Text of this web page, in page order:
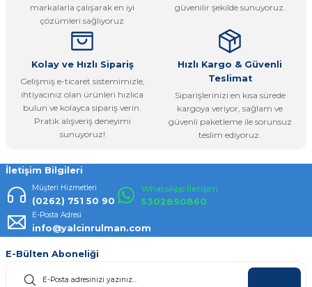
Ürün fiyatı diğer sitelerden daha pahalı.
Bu ürüne benzer farklı alternatifler olmalı.
Gönder
markalarla çalışarak en iyi
çözümleri sağlıyoruz
güvenilir şekilde sunuyoruz.
Kolay ve Hızlı Sipariş
Gelişmiş e-ticaret sistemimizle,
ihtiyacınız olan ürünleri hızlıca
bulun ve kolayca sipariş verin.
Pratik alışveriş deneyimi
sunuyoruz!
Hızlı Kargo & Güvenli
Teslimat
Siparişlerinizi en kısa sürede
kargoya veriyor, sağlam ve
güvenli paketleme ile sorunsuz
teslim ediyoruz.
İletişim Bilgileri
Müşteri Hizmetleri
(0262) 751 50 90
WhatsApp İletişim
5302890860
E-Posta Adresi
info@yalcinrulman.com
E-Bülten Aboneliği